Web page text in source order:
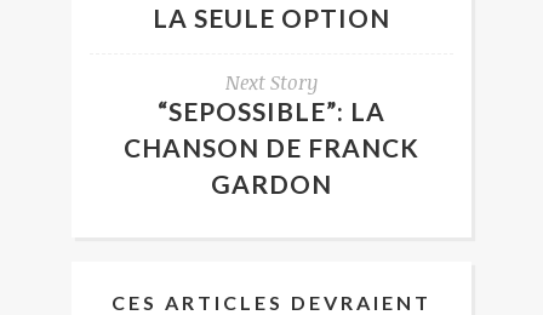
LA SEULE OPTION
Next Story
“SEPOSSIBLE”: LA
CHANSON DE FRANCK
GARDON
CES ARTICLES DEVRAIENT